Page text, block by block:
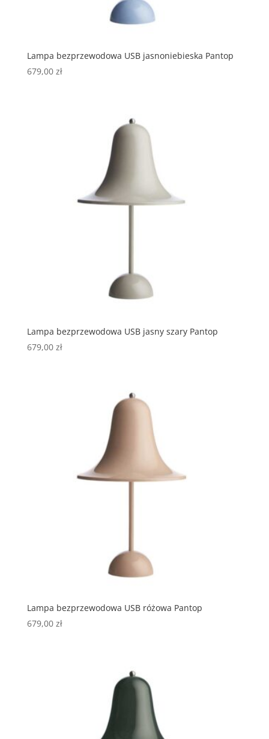
Lampa bezprzewodowa USB jasnoniebieska Pantop
679,00 zł
Lampa bezprzewodowa USB jasny szary Pantop
679,00 zł
Lampa bezprzewodowa USB różowa Pantop
679,00 zł